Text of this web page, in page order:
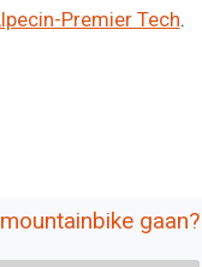
Premier Tech.
gaan?